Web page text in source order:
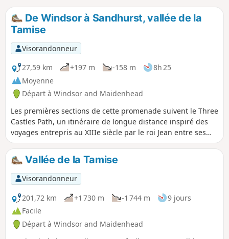
De Windsor à Sandhurst, vallée de la
Tamise
Visorandonneur
27,59 km
+197 m -158 m
8h 25
Moyenne
Départ à Windsor and Maidenhead
Les premières sections de cette promenade suivent le Three
Castles Path, un itinéraire de longue distance inspiré des
voyages entrepris au XIIIe siècle par le roi Jean entre ses
châteaux de Windsor, Odiham et Winchester.
Vallée de la Tamise
Visorandonneur
201,72 km
+1 730 m -1 744 m
9 jours
Facile
Départ à Windsor and Maidenhead